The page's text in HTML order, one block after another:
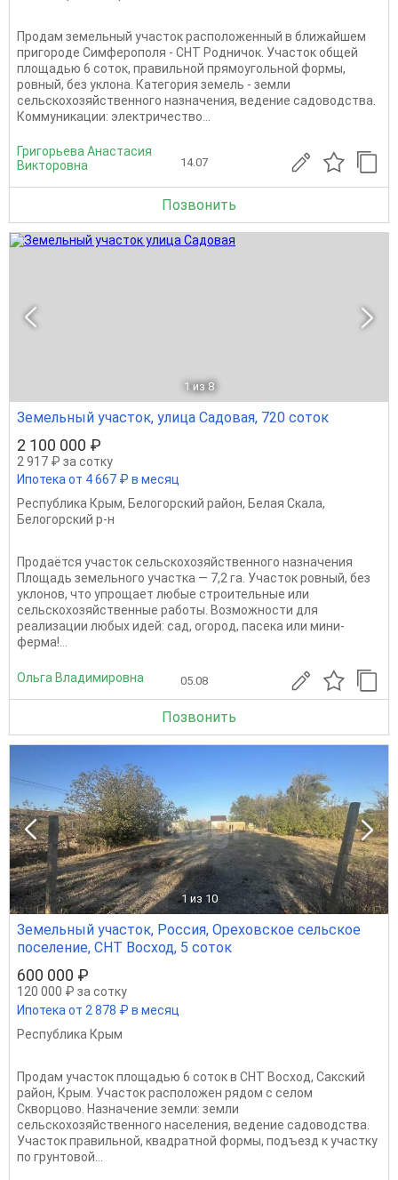
Продам земельный участок расположенный в ближайшем
пригороде Симферополя - СНТ Родничок. Участок общей
площадью 6 соток, правильной прямоугольной формы,
ровный, без уклона. Категория земель - земли
сельскохозяйственного назначения, ведение садоводства.
Коммуникации: электричество...
Григорьева Анастасия
Викторовна
14.07
Позвонить
1 из 8
Земельный участок, улица Садовая, 720 соток
2 100 000 ₽
2 917 ₽ за сотку
Ипотека от 4 667 ₽ в месяц
Республика Крым, Белогорский район, Белая Скала,
Белогорский р-н
Продаётся участок сельскохозяйственного назначения
Площадь земельного участка — 7,2 га. Участок ровный, без
уклонов, что упрощает любые строительные или
сельскохозяйственные работы. Возможности для
реализации любых идей: сад, огород, пасека или мини-
ферма!...
Ольга Владимировна 05.08
Позвонить
1 из 10
Земельный участок, Россия, Ореховское сельское
поселение, СНТ Восход, 5 соток
600 000 ₽
120 000 ₽ за сотку
Ипотека от 2 878 ₽ в месяц
Республика Крым
Продам участок площадью 6 соток в СНТ Восход, Сакский
район, Крым. Участок расположен рядом с селом
Скворцово. Назначение земли: земли
сельскохозяйственного населения, ведение садоводства.
Участок правильной, квадратной формы, подъезд к участку
по грунтовой...